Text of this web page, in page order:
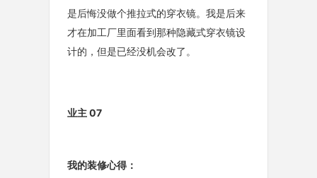
是后悔没做个推拉式的穿衣镜。我是后来
才在加工厂里面看到那种隐藏式穿衣镜设
计的，但是已经没机会改了。
业主 07
我的装修心得：